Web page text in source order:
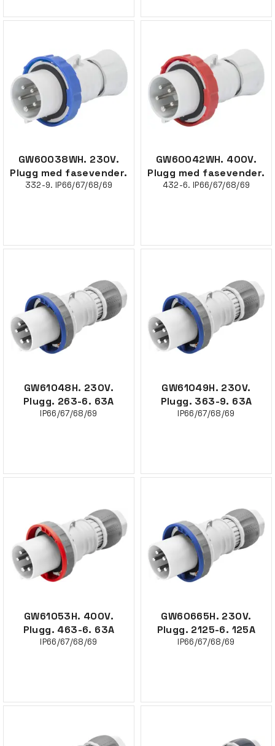
GW60038WH. 230V.
Plugg med fasevender.
332-9. IP66/67/68/69
GW60042WH. 400V.
Plugg med fasevender.
432-6. IP66/67/68/69
GW61048H. 230V.
Plugg. 263-6. 63A
IP66/67/68/69
GW61049H. 230V.
Plugg. 363-9. 63A
IP66/67/68/69
GW61053H. 400V.
Plugg. 463-6. 63A
IP66/67/68/69
GW60665H. 230V.
Plugg. 2125-6. 125A
IP66/67/68/69